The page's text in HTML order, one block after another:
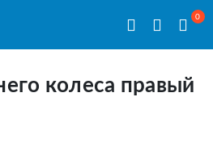
0
колеса правый